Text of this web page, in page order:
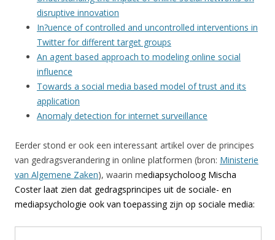
disruptive innovation
In?uence of controlled and uncontrolled interventions in
Twitter for different target groups
An agent based approach to modeling online social
influence
Towards a social media based model of trust and its
application
Anomaly detection for internet surveillance
Eerder stond er ook een interessant artikel over de principes
van gedragsverandering in online platformen (bron: Ministerie
van Algemene Zaken), waarin mediapsycholoog Mischa
Coster laat zien dat gedragsprincipes uit de sociale- en
mediapsychologie ook van toepassing zijn op sociale media: